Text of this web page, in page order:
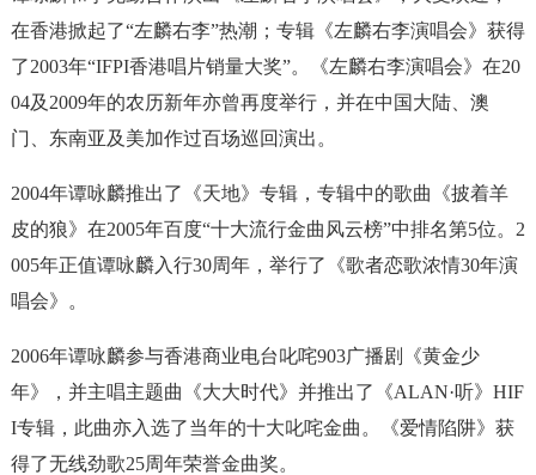
在香港掀起了“左麟右李”热潮；专辑《左麟右李演唱会》获得
了2003年“IFPI香港唱片销量大奖”。《左麟右李演唱会》在20
04及2009年的农历新年亦曾再度举行，并在中国大陆、澳
门、东南亚及美加作过百场巡回演出。
2004年谭咏麟推出了《天地》专辑，专辑中的歌曲《披着羊
皮的狼》在2005年百度“十大流行金曲风云榜”中排名第5位。2
005年正值谭咏麟入行30周年，举行了《歌者恋歌浓情30年演
唱会》。
2006年谭咏麟参与香港商业电台叱咤903广播剧《黄金少
年》，并主唱主题曲《大大时代》并推出了《ALAN·听》HIF
I专辑，此曲亦入选了当年的十大叱咤金曲。《爱情陷阱》获
得了无线劲歌25周年荣誉金曲奖。